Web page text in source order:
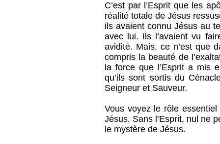
C’est par l’Esprit que les
réalité totale de Jésus
ils avaient connu Jésus au
avec lui. Ils l’avaient vu
avidité. Mais, ce n’est que
compris la beauté de
la force que l’Esprit a mis
qu’ils sont sortis du
Seigneur et Sauveur.
Vous voyez le rôle
Jésus. Sans l’Esprit, nul ne
le mystère de Jésus.